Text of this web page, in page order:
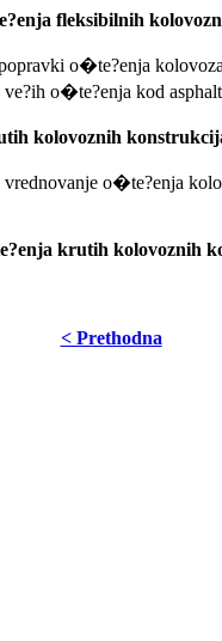
fleksibilnih
o�te?enja
ve?ih o�te?enja kod
kolovoznih
o�te?enja
krutih kolovoznih
< Prethodna